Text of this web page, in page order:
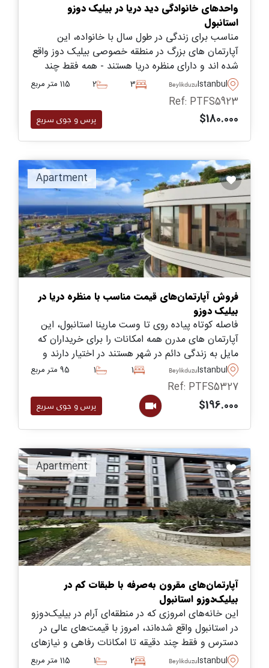
واحدهای خانوادگی دید دریا در بیلیک دوزو
استانبول
مناسب برای زندگی در طول سال با خانواده، این
آپارتمان های بزرگ در منطقه خصوصی بیلیک دوز واقع
شده اند و دارای منظره دریا هستند - همه فقط چند
دقیقه با وست مارینا معروف فاصله دارند.
Istanbul
Beylikduzu
3
2 115 متر مربع
Ref: PTFS5923
$180.000 پرس و جوی سریع
Apartment
فروش آپارتمان‌های قیمت مناسب با منظره دریا در
بیلیک دوزو
فاصله کوتاه پیاده روی تا وست مارینا استانبول، این
آپارتمان های مدرن همه امکانات را برای خریداران که
مایل به زندگی دائم در شهر هستند در اختیار دارند و
بخشی از مجموعه ای با کیفیت و مجهز به امکانات
رفاهی را تشکیل می دهند.
Istanbul
Beylikduzu
1
1 95 متر مربع
Ref: PTFS5327
$196.000 پرس و جوی سریع
Apartment
آپارتمان‌های مقرون به‌صرفه با طبقات کم در
بیلیک‌دوزو استانبول
این خانه‌های امروزی که در منطقه‌ای آرام در بیلیک‌دوزو
در استانبول واقع شده‌اند، امروز با قیمت‌های عالی در
دسترس و فقط چند دقیقه تا امکانات رفاهی و نیازهای
روزانه فاصله دارند.
Istanbul
Beylikduzu
2
1 115 متر مربع